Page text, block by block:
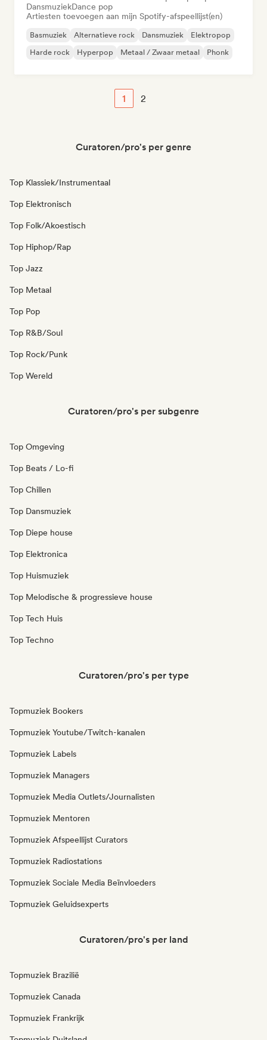
DansmuziekDance pop
Artiesten toevoegen aan mijn Spotify-afspeellijst(en)
Basmuziek Alternatieve rock Dansmuziek
Elektropop
Harde rock
Hyperpop Metaal / Zwaar metaal Phonk
1 2
Curatoren/pro's per genre
Top Klassiek/Instrumentaal
Top Elektronisch
Top Folk/Akoestisch
Top Hiphop/Rap
Top Jazz
Top Metaal
Top Pop
Top R&B/Soul
Top Rock/Punk
Top Wereld
Curatoren/pro's per subgenre
Top Omgeving
Top Beats / Lo-fi
Top Chillen
Top Dansmuziek
Top Diepe house
Top Elektronica
Top Huismuziek
Top Melodische & progressieve house
Top Tech Huis
Top Techno
Curatoren/pro's per type
Topmuziek Bookers
Topmuziek Youtube/Twitch-kanalen
Topmuziek Labels
Topmuziek Managers
Topmuziek Media Outlets/Journalisten
Topmuziek Mentoren
Topmuziek Afspeellijst Curators
Topmuziek Radiostations
Topmuziek Sociale Media Beïnvloeders
Topmuziek Geluidsexperts
Curatoren/pro's per land
Topmuziek Brazilië
Topmuziek Canada
Topmuziek Frankrijk